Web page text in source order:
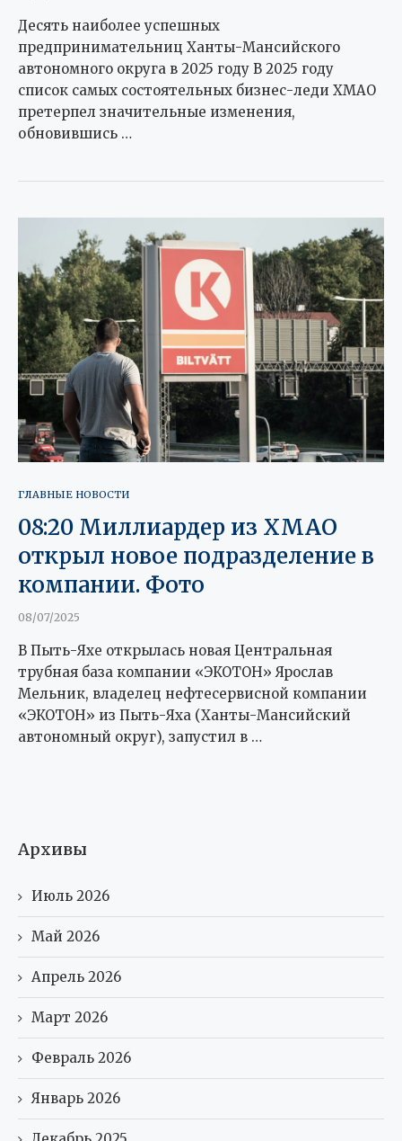
Десять наиболее успешных
предпринимательниц Ханты-Мансийского
автономного округа в 2025 году В 2025 году
список самых состоятельных бизнес-леди ХМАО
претерпел значительные изменения,
обновившись …
ГЛАВНЫЕ НОВОСТИ
08:20 Миллиардер из ХМАО
открыл новое подразделение в
компании. Фото
08/07/2025
В Пыть-Яхе открылась новая Центральная
трубная база компании «ЭКОТОН» Ярослав
Мельник, владелец нефтесервисной компании
«ЭКОТОН» из Пыть-Яха (Ханты-Мансийский
автономный округ), запустил в …
Архивы
Июль 2026
Май 2026
Апрель 2026
Март 2026
Февраль 2026
Январь 2026